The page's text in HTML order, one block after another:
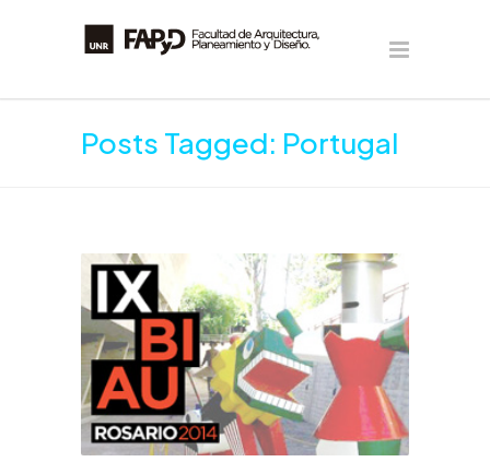
Posts Tagged: Portugal